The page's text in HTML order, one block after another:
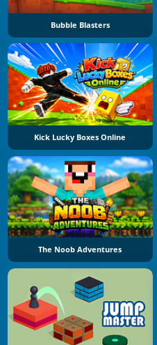
Bubble Blasters
Kick Lucky Boxes Online
The Noob Adventures